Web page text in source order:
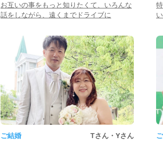
お互いの事をもっと知りたくて、いろんな
話をしながら、遠くまでドライブに
ご結婚
Tさん・Yさん